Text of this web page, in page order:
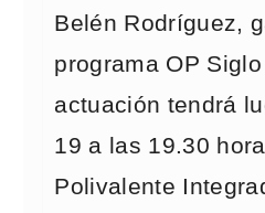
Belén Rodríguez,
programa OP
actuación tendrá
19 a las 19.30
Polivalente